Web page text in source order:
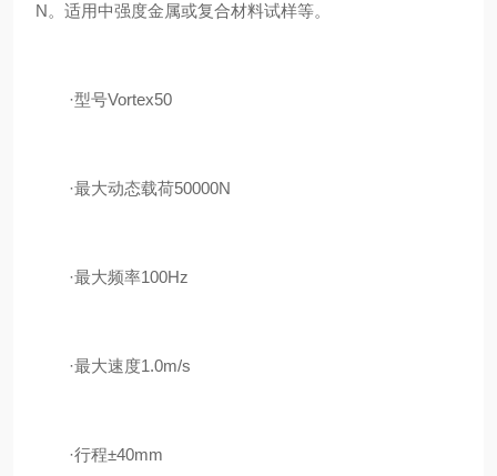
N。适用中强度金属或复合材料试样等。
·型号Vortex50
·最大动态载荷50000N
·最大频率100Hz
·最大速度1.0m/s
·行程±40mm